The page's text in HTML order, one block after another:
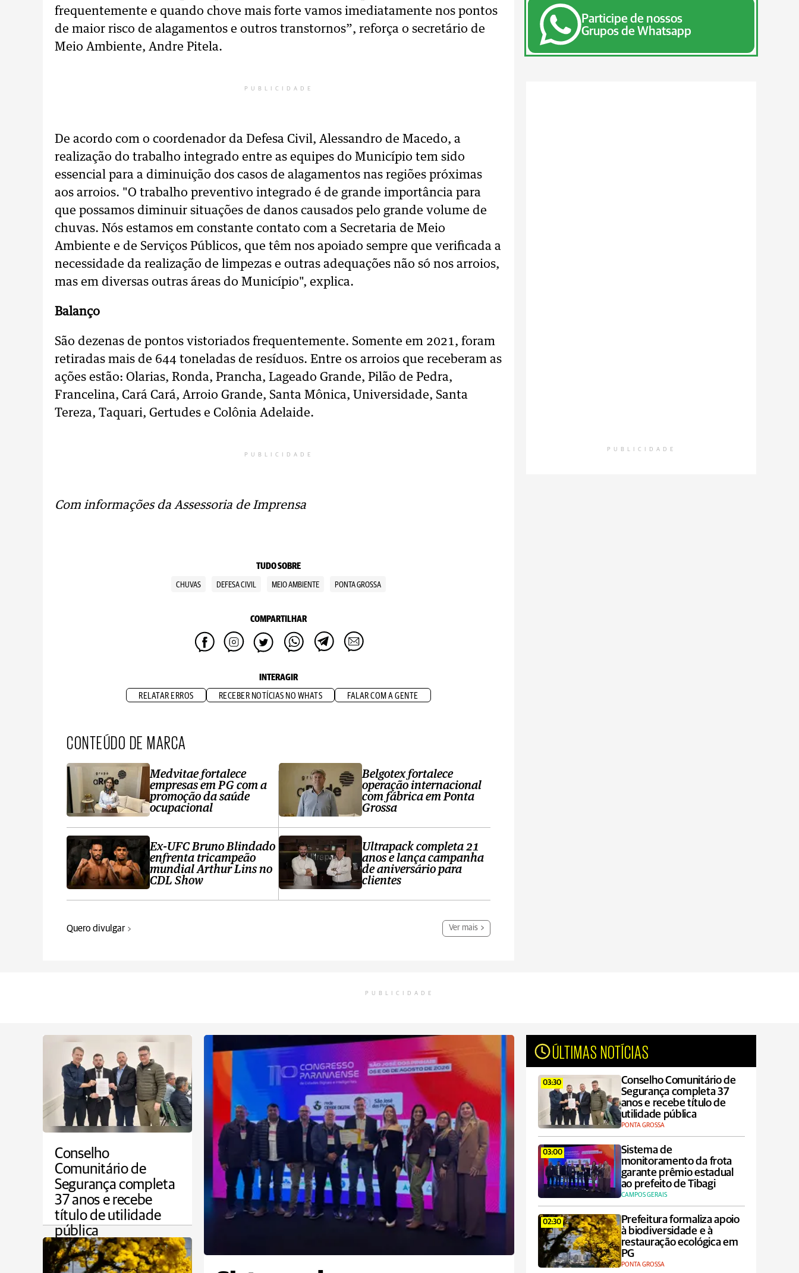
frequentemente e quando chove mais forte vamos imediatamente nos pontos
de maior risco de alagamentos e outros transtornos”, reforça o secretário de
Meio Ambiente, Andre Pitela.
PUBLICIDADE
De acordo com o coordenador da Defesa Civil, Alessandro de Macedo, a
realização do trabalho integrado entre as equipes do Município tem sido
essencial para a diminuição dos casos de alagamentos nas regiões próximas
aos arroios. "O trabalho preventivo integrado é de grande importância para
que possamos diminuir situações de danos causados pelo grande volume de
chuvas. Nós estamos em constante contato com a Secretaria de Meio
Ambiente e de Serviços Públicos, que têm nos apoiado sempre que verificada a
necessidade da realização de limpezas e outras adequações não só nos arroios,
mas em diversas outras áreas do Município", explica.
Balanço
São dezenas de pontos vistoriados frequentemente. Somente em 2021, foram
retiradas mais de 644 toneladas de resíduos. Entre os arroios que receberam as
ações estão: Olarias, Ronda, Prancha, Lageado Grande, Pilão de Pedra,
Francelina, Cará Cará, Arroio Grande, Santa Mônica, Universidade, Santa
Tereza, Taquari, Gertudes e Colônia Adelaide.
PUBLICIDADE
Com informações da Assessoria de Imprensa
TUDO SOBRE
CHUVAS DEFESA CIVIL MEIO AMBIENTE PONTA GROSSA
COMPARTILHAR
INTERAGIR
RELATAR ERROS RECEBER NOTÍCIAS NO WHATS FALAR COM A GENTE
CONTEÚDO DE MARCA
Medvitae fortalece
empresas em PG com a
promoção da saúde
ocupacional
Ex-UFC Bruno Blindado
enfrenta tricampeão
mundial Arthur Lins no
CDL Show
Belgotex fortalece
operação internacional
com fábrica em Ponta
Grossa
Ultrapack completa 21
anos e lança campanha
de aniversário para
clientes
Quero divulgar Ver mais
Participe de nossos
Grupos de Whatsapp
PUBLICIDADE
PUBLICIDADE
Conselho
Comunitário de
Segurança completa
37 anos e recebe
título de utilidade
pública
PONTA GROSSA
ÚLTIMAS NOTÍCIAS
03:30
Conselho Comunitário de
Segurança completa 37
anos e recebe título de
utilidade pública
PONTA GROSSA
03:00
Sistema de
monitoramento da frota
garante prêmio estadual
ao prefeito de Tibagi
CAMPOS GERAIS
02:30
Prefeitura formaliza apoio
à biodiversidade e à
restauração ecológica em
PG
PONTA GROSSA